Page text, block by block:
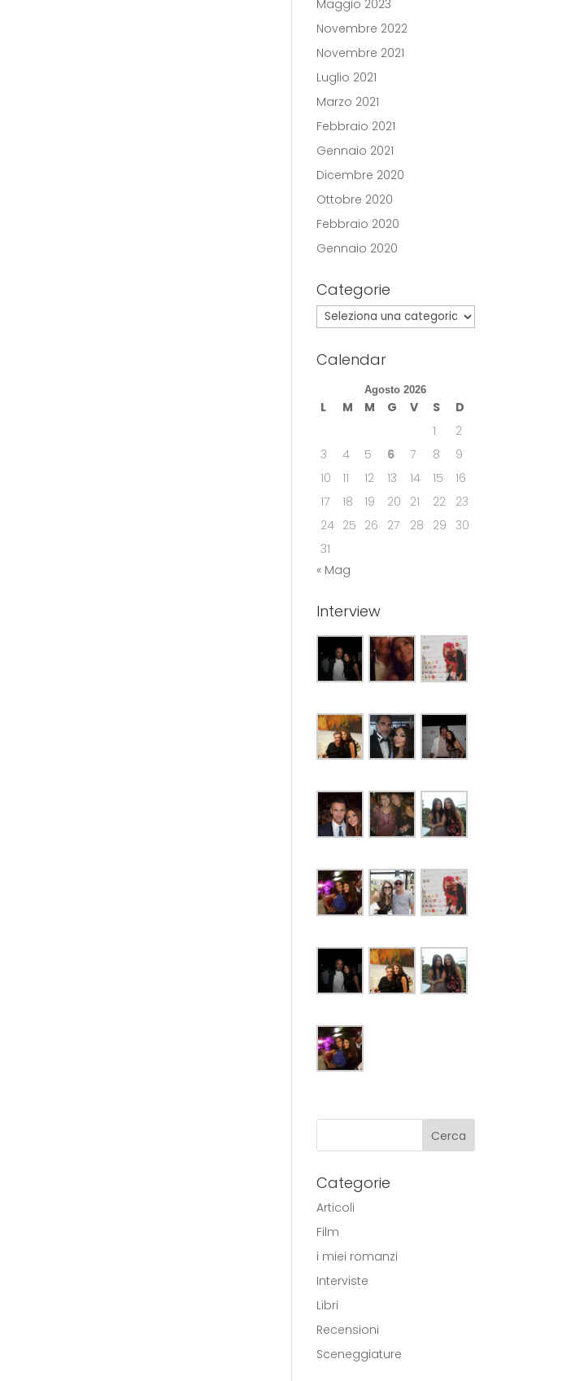
Maggio 2023
Novembre 2022
Novembre 2021
Luglio 2021
Marzo 2021
Febbraio 2021
Gennaio 2021
Dicembre 2020
Ottobre 2020
Febbraio 2020
Gennaio 2020
Categorie
Categorie
Calendar
Agosto 2026
L M M G V S
D
1
2
3
4 5 6 7 8
9
10
11 12 13 14 15
16
17
18 19 20 21 22
23
24 25 26 27 28 29
30
31
« Mag
Interview
Categorie
Articoli
Film
i miei romanzi
Interviste
Libri
Recensioni
Sceneggiature